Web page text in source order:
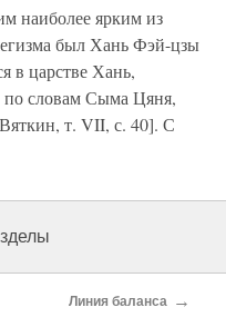
наиболее ярким из
был Хань Фэй-цзы
в царстве Хань,
словам Сыма Цяня,
т. VII, с. 40]. С
Линия баланса →